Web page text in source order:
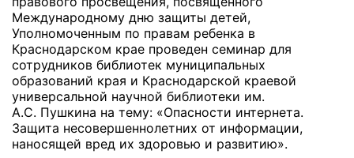
Международному дню защиты детей,
Уполномоченным по правам ребенка в
Краснодарском крае проведен семинар для
сотрудников библиотек муниципальных
образований края и Краснодарской краевой
универсальной научной библиотеки им.
А.С. Пушкина на тему: «Опасности интернета.
Защита несовершеннолетних от информации,
наносящей вред их здоровью и развитию».